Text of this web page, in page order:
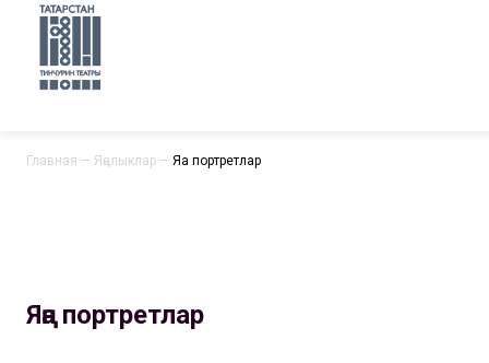
Главная — Яңалыклар — Яңа портретлар
Яңа портретлар